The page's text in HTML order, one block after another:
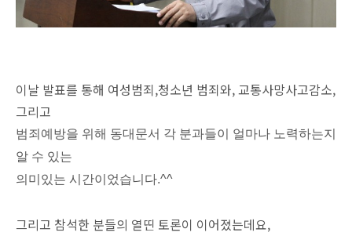
이날 발표를 통해 여성범죄,청소년 범죄와,교통사망사고감소,
그리고
범죄예방을 위해 동대문서 각 분과들이 얼마나 노력하는지
알 수 있는
의미있는 시간이었습니다.^^
그리고 참석한 분들의 열띤 토론이 이어졌는데요,